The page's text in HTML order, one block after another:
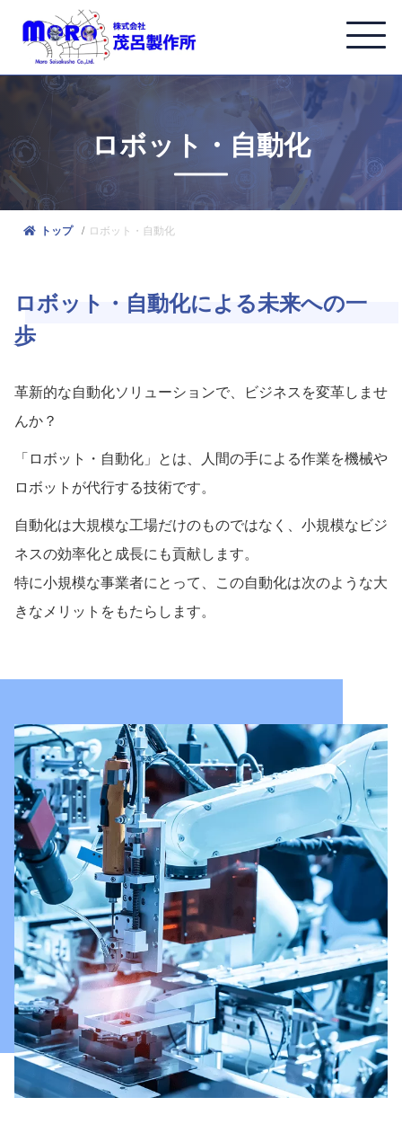
ロボット・自動化
トップ ロボット・自動化
ロボット・自動化による未来への一
歩
革新的な自動化ソリューションで、ビジネスを変革しませ
んか？
「ロボット・自動化」とは、人間の手による作業を機械や
ロボットが代行する技術です。
自動化は大規模な工場だけのものではなく、小規模なビジ
ネスの効率化と成長にも貢献します。
特に小規模な事業者にとって、この自動化は次のような大
きなメリットをもたらします。